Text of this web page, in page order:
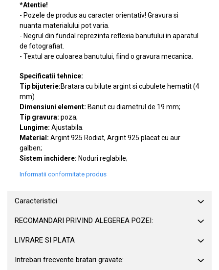
*Atentie!
- Pozele de produs au caracter orientativ! Gravura si
nuanta materialului pot varia.
- Negrul din fundal reprezinta reflexia banutului in aparatul
de fotografiat.
- Textul are culoarea banutului, fiind o gravura mecanica.
Specificatii tehnice:
Tip bijuterie:Bratara cu bilute argint si cubulete hematit (4
mm)
Dimensiuni element: Banut cu diametrul de 19 mm;
Tip gravura: poza;
Lungime: Ajustabila.
Material: Argint 925 Rodiat, Argint 925 placat cu aur
galben;
Sistem inchidere: Noduri reglabile;
Informatii conformitate produs
Caracteristici
RECOMANDARI PRIVIND ALEGEREA POZEI:
LIVRARE SI PLATA
Intrebari frecvente bratari gravate: